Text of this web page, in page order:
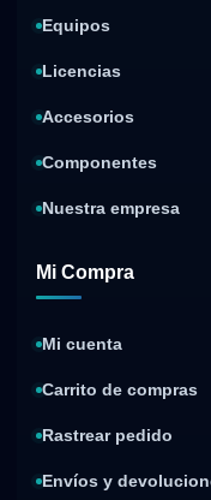
Equipos
Licencias
Accesorios
Componentes
Nuestra empresa
Mi Compra
Mi cuenta
Carrito de compras
Rastrear pedido
Envíos y